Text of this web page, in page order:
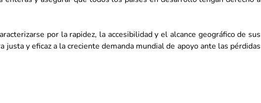
por la rapidez, la accesibilidad y el alcance geográfico de sus
justa y eficaz a la creciente demanda mundial de apoyo ante las pérdidas